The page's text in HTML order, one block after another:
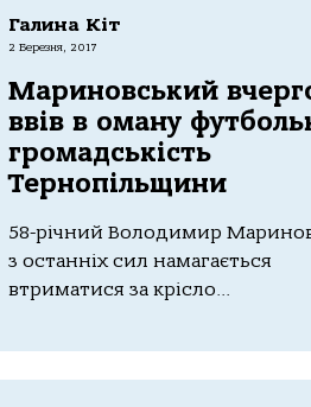
Галина Кіт
2 Березня, 2017
Мариновський
ввів в оману
громадськість
Тернопільщини
58-річний Володимир
з останніх сил намагається
втриматися за крісло...